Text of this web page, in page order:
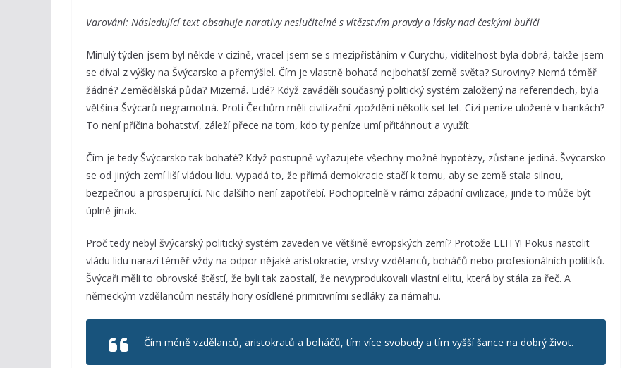
Varování: Následující text obsahuje narativy neslučitelné s vítězstvím pravdy a lásky nad českými buřiči
Minulý týden jsem byl někde v cizině, vracel jsem se s mezipřistáním v Curychu, viditelnost byla dobrá, takže jsem
se díval z výšky na Švýcarsko a přemýšlel. Čím je vlastně bohatá nejbohatší země světa? Suroviny? Nemá téměř
žádné? Zemědělská půda? Mizerná. Lidé? Když zaváděli současný politický systém založený na referendech, byla
většina Švýcarů negramotná. Proti Čechům měli civilizační zpoždění několik set let. Cizí peníze uložené v bankách?
To není příčina bohatství, záleží přece na tom, kdo ty peníze umí přitáhnout a využít.
Čím je tedy Švýcarsko tak bohaté? Když postupně vyřazujete všechny možné hypotézy, zůstane jediná. Švýcarsko
se od jiných zemí liší vládou lidu. Vypadá to, že přímá demokracie stačí k tomu, aby se země stala silnou,
bezpečnou a prosperující. Nic dalšího není zapotřebí. Pochopitelně v rámci západní civilizace, jinde to může být
úplně jinak.
Proč tedy nebyl švýcarský politický systém zaveden ve většině evropských zemí? Protože ELITY! Pokus nastolit
vládu lidu narazí téměř vždy na odpor nějaké aristokracie, vrstvy vzdělanců, boháčů nebo profesionálních politiků.
Švýcaři měli to obrovské štěstí, že byli tak zaostalí, že nevyprodukovali vlastní elitu, která by stála za řeč. A
německým vzdělancům nestály hory osídlené primitivními sedláky za námahu.
Čím méně vzdělanců, aristokratů a boháčů, tím více svobody a tím vyšší šance na dobrý život.